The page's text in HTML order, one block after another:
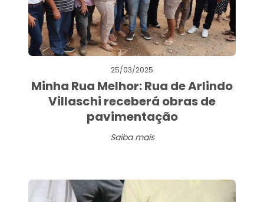
25/03/2025
Minha Rua Melhor: Rua de Arlindo
Villaschi receberá obras de
pavimentação
Saiba mais